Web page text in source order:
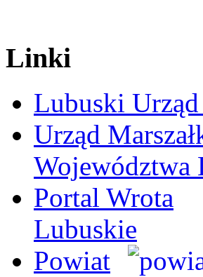
Linki
Lubuski
Urząd
Województwa
Portal Wrota
Lubuskie
Powiat